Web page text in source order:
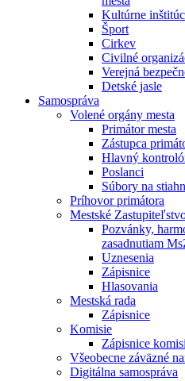
Kultúrne
Šport
Cirkev
Civilné
Verejná
Detské jasle
Samospráva
Volené orgány mesta
Primátor mesta
Zástupca
Hlavný
Poslanci
Súbory na
Príhovor primátora
Mestské
Pozvánky,
zasadnutiam
Uznesenia
Zápisnice
Hlasovania
Mestská rada
Zápisnice
Komisie
Zápisnice
Všeobecne záväzné
Digitálna samospráva